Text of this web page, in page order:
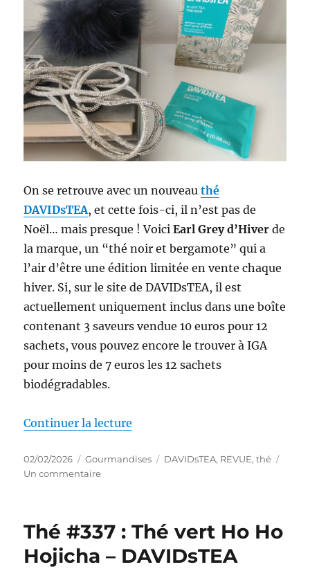
On se retrouve avec un nouveauthé
DAVIDsTEA, et cette fois-ci, il n’est pas de
Noël… mais presque ! Voici Earl Grey d’Hiver de
la marque, un “thé noir et bergamote” qui a
l’air d’être une édition limitée en vente chaque
hiver. Si, sur le site de DAVIDsTEA, il est
actuellement uniquement inclus dans une boîte
contenant 3 saveurs vendue 10 euros pour 12
sachets, vous pouvez encore le trouver à IGA
pour moins de 7 euros les 12 sachets
biodégradables.
Continuer la lecture
Publié
le
02/02/2026 Catégories
Gourmandises Étiquettes
DAVIDsTEA, REVUE,thé
Un commentairesur
Thé
Earl
Thé #337 : Thé vert Ho Ho
Hojicha – DAVIDsTEA